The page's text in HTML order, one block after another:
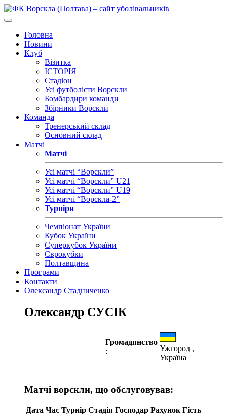
Головна
Новини
Клуб
Візитка
ІСТОРІЯ
Стадіон
Усі футболісти Ворскли
Бомбардири команди
Збірники Ворскли
Команда
Тренерський склад
Основний склад
Матчі
Матчі
Усі матчі “Ворскли”
Усі матчі “Ворскли” U21
Усі матчі “Ворскли” U19
Усі матчі “Ворскла-2”
Турніри
Чемпіонат України
Кубок України
Суперкубок України
Єврокубки
Полтавщина
Програми
Контакти
Олександр Стадниченко
Олександр СУСІК
Громадянство
:
Ужгород ,
Україна
Матчі ворскли, що обслуговував:
Дата Час Турнір Стадія Господар Рахунок Гість